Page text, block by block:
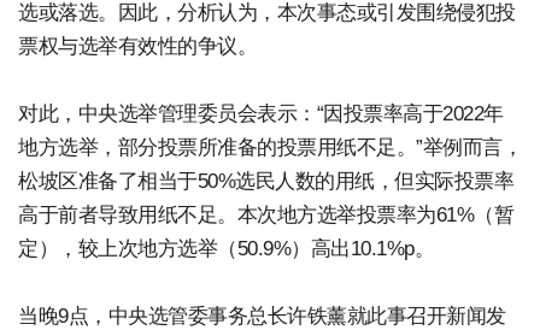
选或落选。因此，分析认为，本次事态或引发围绕侵犯投
票权与选举有效性的争议。
对此，中央选举管理委员会表示：“因投票率高于2022年
地方选举，部分投票所准备的投票用纸不足。”举例而言，
松坡区准备了相当于50%选民人数的用纸，但实际投票率
高于前者导致用纸不足。本次地方选举投票率为61%（暂
定），较上次地方选举（50.9%）高出10.1%p。
当晚9点，中央选管委事务总长许铁薰就此事召开新闻发